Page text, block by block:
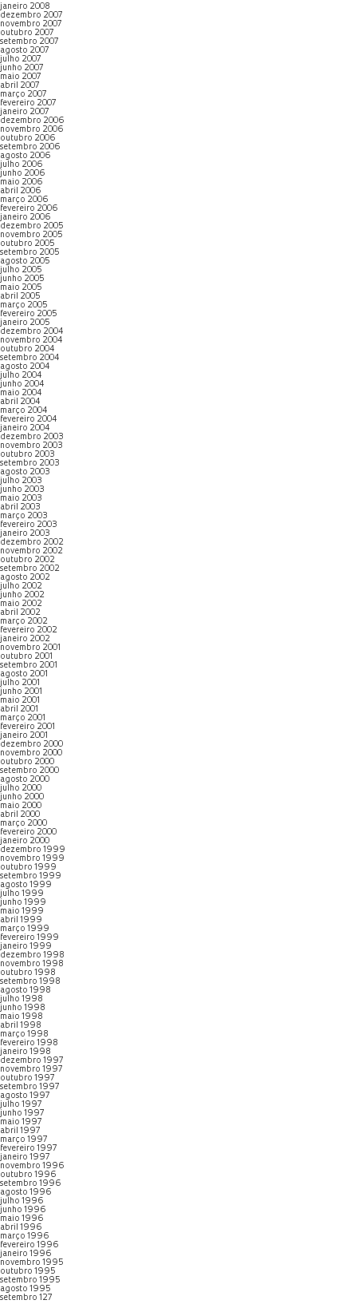
janeiro 2008
dezembro 2007
novembro 2007
outubro 2007
setembro 2007
agosto 2007
julho 2007
junho 2007
maio 2007
abril 2007
março 2007
fevereiro 2007
janeiro 2007
dezembro 2006
novembro 2006
outubro 2006
setembro 2006
agosto 2006
julho 2006
junho 2006
maio 2006
abril 2006
março 2006
fevereiro 2006
janeiro 2006
dezembro 2005
novembro 2005
outubro 2005
setembro 2005
agosto 2005
julho 2005
junho 2005
maio 2005
abril 2005
março 2005
fevereiro 2005
janeiro 2005
dezembro 2004
novembro 2004
outubro 2004
setembro 2004
agosto 2004
julho 2004
junho 2004
maio 2004
abril 2004
março 2004
fevereiro 2004
janeiro 2004
dezembro 2003
novembro 2003
outubro 2003
setembro 2003
agosto 2003
julho 2003
junho 2003
maio 2003
abril 2003
março 2003
fevereiro 2003
janeiro 2003
dezembro 2002
novembro 2002
outubro 2002
setembro 2002
agosto 2002
julho 2002
junho 2002
maio 2002
abril 2002
março 2002
fevereiro 2002
janeiro 2002
novembro 2001
outubro 2001
setembro 2001
agosto 2001
julho 2001
junho 2001
maio 2001
abril 2001
março 2001
fevereiro 2001
janeiro 2001
dezembro 2000
novembro 2000
outubro 2000
setembro 2000
agosto 2000
julho 2000
junho 2000
maio 2000
abril 2000
março 2000
fevereiro 2000
janeiro 2000
dezembro 1999
novembro 1999
outubro 1999
setembro 1999
agosto 1999
julho 1999
junho 1999
maio 1999
abril 1999
março 1999
fevereiro 1999
janeiro 1999
dezembro 1998
novembro 1998
outubro 1998
setembro 1998
agosto 1998
julho 1998
junho 1998
maio 1998
abril 1998
março 1998
fevereiro 1998
janeiro 1998
dezembro 1997
novembro 1997
outubro 1997
setembro 1997
agosto 1997
julho 1997
junho 1997
maio 1997
abril 1997
março 1997
fevereiro 1997
janeiro 1997
novembro 1996
outubro 1996
setembro 1996
agosto 1996
julho 1996
junho 1996
maio 1996
abril 1996
março 1996
fevereiro 1996
janeiro 1996
novembro 1995
outubro 1995
setembro 1995
agosto 1995
setembro 127